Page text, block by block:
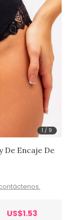
1 / 9
De Encaje De
US$1.53